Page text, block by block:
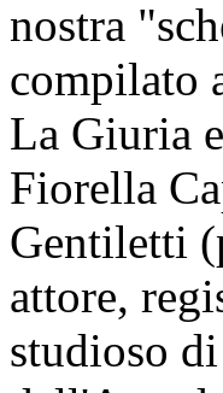
nostra
compilato
La Giuria
Fiorella
Gentiletti
attore,
studioso